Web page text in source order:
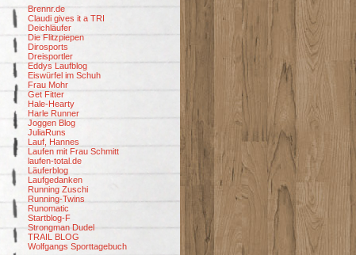
Brennr.de
Claudi gives it a TRI
Deichläufer
Die Flitzpiepen
Dirosports
Dreisportler
Eddys Laufblog
Eiswürfel im Schuh
Frau Mohr
Get Fitter
Hale-Hearty
Harle Runner
Joggen Blog
JuliaRuns
Lauf, Hannes
Laufen mit Frau Schmitt
laufen-total.de
Läuferblog
Laufgedanken
Running Zuschi
Running-Twins
Runomatic
Startblog-F
Strongman Dudel
TRAIL BLOG
Wolfgangs Sporttagebuch